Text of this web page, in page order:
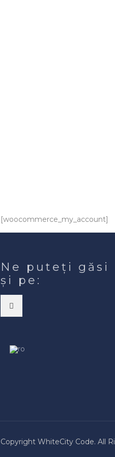
[woocommerce_my_account]
Ne puteți găsi
și pe:
Copyright WhiteCity Code. All